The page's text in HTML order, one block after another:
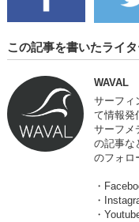
この記事を書いたライ
WAVAL
サーフィ
て情報発
サーフメ
の記事な
のフォロ
・
・
・